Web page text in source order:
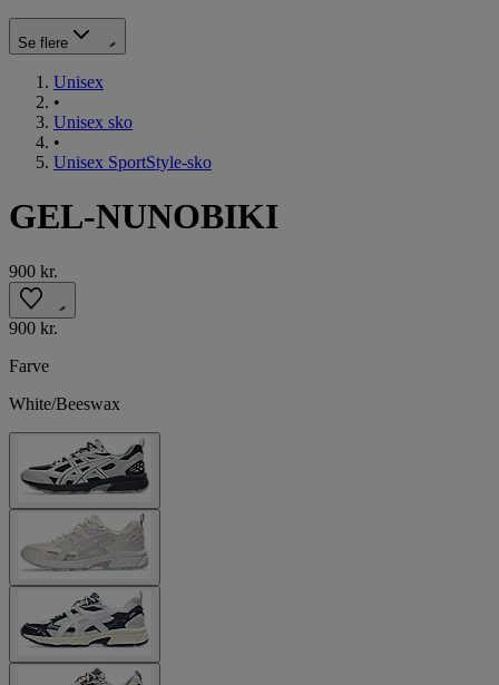
Se flere
Unisex
•
Unisex sko
•
Unisex SportStyle-sko
GEL-NUNOBIKI
900 kr.
900 kr.
Farve
White/Beeswax